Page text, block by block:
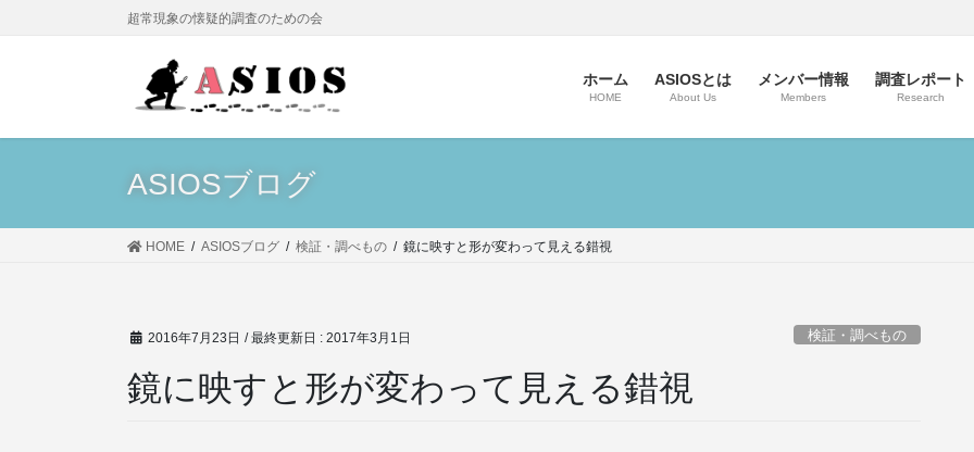
に
ョ
超常現象の懐疑的調査のための会
ホーム
HOME
ASIOSとは
About Us
メンバー情報
Members
調査レポート
Research
ASIOSブログ
HOME ASIOSブログ 検証・調べもの 鏡に映すと形が変わって見える錯視
2016年7月23日 / 最終更新日 : 2017年3月1日 検証・調べもの
鏡に映すと形が変わって見える錯視